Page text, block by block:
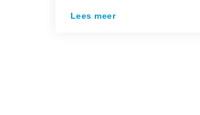
Lees meer